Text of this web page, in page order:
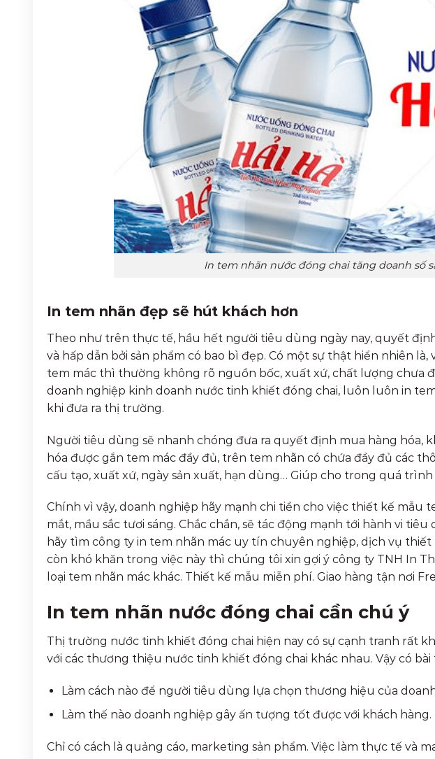
In tem nhãn nước đóng chai tăng doanh số
In tem nhãn đẹp sẽ hút khách hơn
Theo như trên thực tế, hầu hết người tiêu dùng ngày nay, quyết
và hấp dẫn bởi sản phẩm có bao bì đẹp. Có một sự thật hiển nhiên
tem mác thì thường không rõ nguồn bốc, xuất xứ, chất lượng chưa
doanh nghiệp kinh doanh nước tinh khiết đóng chai, luôn luôn in
khi đưa ra thị trường.
Người tiêu dùng sẽ nhanh chóng đưa ra quyết định mua hàng hóa,
hóa được gắn tem mác đầy đủ, trên tem nhãn có chứa đầy đủ các
cấu tạo, xuất xứ, ngày sản xuất, hạn dùng… Giúp cho trong quá
Chính vì vậy, doanh nghiệp hãy mạnh chi tiền cho việc thiết kế mẫu
mắt, mầu sắc tươi sáng. Chắc chắn, sẽ tác động mạnh tới hành vi
hãy tìm công ty in tem nhãn mác uy tín chuyên nghiệp, dịch vụ
còn khó khăn trong việc này thì chúng tôi xin gợi ý công ty TNH In
loại tem nhãn mác khác. Thiết kế mẫu miễn phí. Giao hàng tận nơi
In tem nhãn nước đóng chai cần chú ý
Thị trường nước tinh khiết đóng chai hiện nay có sự cạnh tranh rất
với các thương thiệu nước tinh khiết đóng chai khác nhau. Vậy có bài
Làm cách nào để người tiêu dùng lựa chọn thương hiệu của
Làm thế nào doanh nghiệp gây ấn tượng tốt được với khách hàng.
Chỉ có cách là quảng cáo, marketing sản phẩm. Việc làm thực tế và